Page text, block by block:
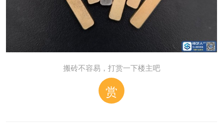
搬砖不容易，打赏一下楼主吧
赏